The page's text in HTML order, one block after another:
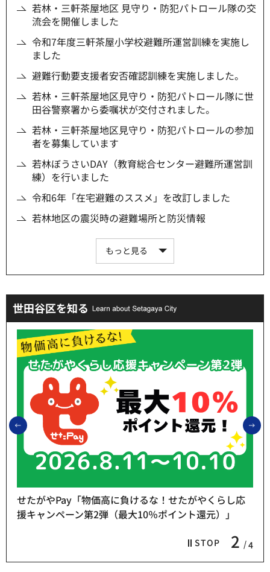
若林・三軒茶屋地区 見守り・防犯パトロール隊の交
流会を開催しました
令和7年度三軒茶屋小学校避難所運営訓練を実施し
ました
避難行動要支援者安否確認訓練を実施しました。
若林・三軒茶屋地区見守り・防犯パトロール隊に世
田谷警察署から委嘱状が交付されました。
若林・三軒茶屋地区見守り・防犯パトロールの参加
者を募集しています
若林ぼうさいDAY（教育総合センター避難所運営訓
練）を行いました
令和6年「在宅避難のススメ」を改訂しました
若林地区の震災時の避難場所と防災情報
もっと見る
世田谷区を知る
前のスライドを表示
STOP 2 4
せたがやPay「物価高に負けるな！せたがやくらし応
援キャンペーン第2弾（最大10％ポイント還元）」